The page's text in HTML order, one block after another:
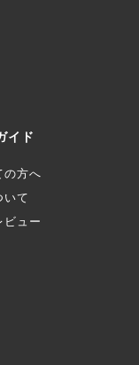
イド
の方へ
いて
ビュー